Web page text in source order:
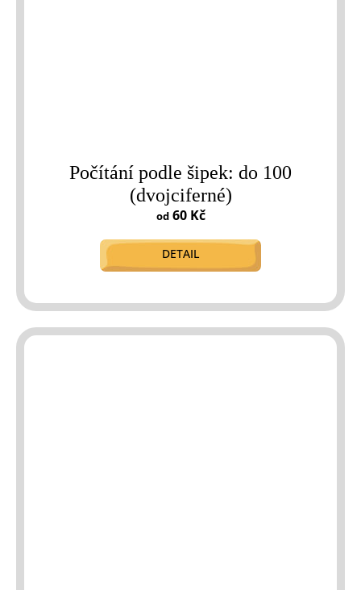
Počítání podle šipek: do 100
(dvojciferné)
od60 Kč
DETAIL